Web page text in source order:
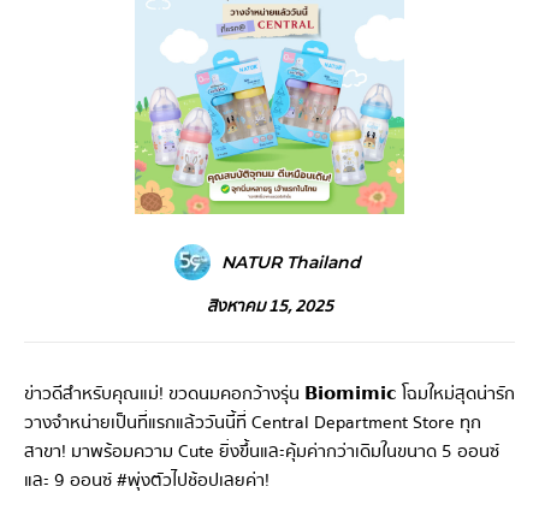
NATUR Thailand
สิงหาคม 15, 2025
ข่าวดีสำหรับคุณแม่! ขวดนมคอกว้างรุ่น 𝗕𝗶𝗼𝗺𝗶𝗺𝗶𝗰 โฉมใหม่สุดน่ารัก
วางจำหน่ายเป็นที่แรกแล้ววันนี้ที่ Central Department Store ทุก
สาขา! มาพร้อมความ Cute ยิ่งขึ้นและคุ้มค่ากว่าเดิมในขนาด 5 ออนซ์
และ 9 ออนซ์ #พุ่งตัวไปช้อปเลยค่า!